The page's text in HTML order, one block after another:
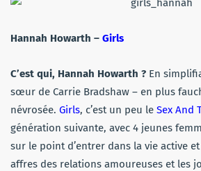
Hannah Howarth – Girls
C’est qui, Hannah Howarth ? En
sœur de Carrie Bradshaw – en plus
névrosée. Girls, c’est un peu le Sex And
génération suivante, avec 4 jeunes
sur le point d’entrer dans la vie active
affres des relations amoureuses et les